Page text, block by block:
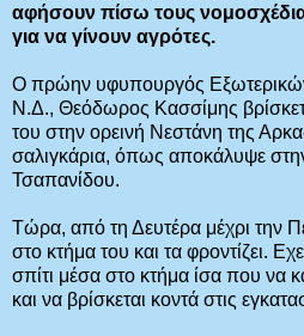
αφήσουν πίσω τους
για να γίνουν αγρότες.
Ο πρώην υφυπουργός Εξωτερικών
Ν.Δ., Θεόδωρος Κασσίμης
του στην ορεινή Νεστάνη της
σαλιγκάρια, όπως αποκάλυψε
Τσαπανίδου.
Τώρα, από τη Δευτέρα μέχρι την
στο κτήμα του και τα φροντίζει.
σπίτι μέσα στο κτήμα ίσα που να
και να βρίσκεται κοντά στις